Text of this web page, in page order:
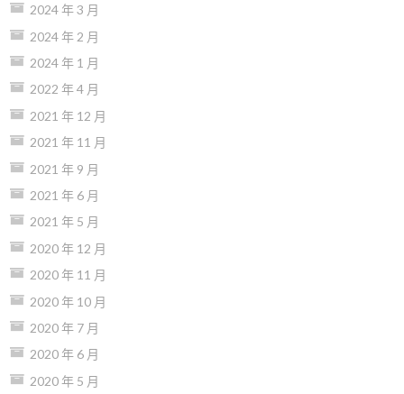
2024 年 3 月
2024 年 2 月
2024 年 1 月
2022 年 4 月
2021 年 12 月
2021 年 11 月
2021 年 9 月
2021 年 6 月
2021 年 5 月
2020 年 12 月
2020 年 11 月
2020 年 10 月
2020 年 7 月
2020 年 6 月
2020 年 5 月